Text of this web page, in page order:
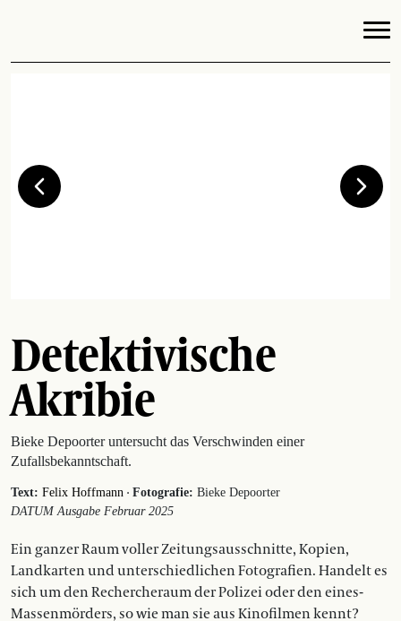
Detektivische
Akribie
Bieke Depoorter untersucht das Verschwinden einer
Zufallsbekanntschaft.
Text: Felix Hoffmann · Fotografie: Bieke Depoorter
DATUM Ausgabe Februar 2025
Ein ganzer Raum voller Zeitungsausschnitte, ­Kopien,
Landkarten und unterschie­dlichen Fotografien. Handelt es
sich um den ­Rechercheraum der Polizei oder den eines­
Massenmörders, so wie man sie aus Kinofilmen kennt?